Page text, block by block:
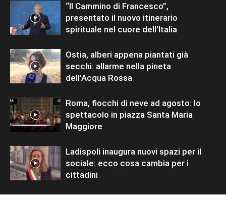
“Il Cammino di Francesco”,
presentato il nuovo itinerario
spirituale nel cuore dell’Italia
Ostia, alberi appena piantati già
secchi: allarme nella pineta
dell’Acqua Rossa
Roma, fiocchi di neve ad agosto: lo
spettacolo in piazza Santa Maria
Maggiore
Ladispoli inaugura nuovi spazi per il
sociale: ecco cosa cambia per i
cittadini